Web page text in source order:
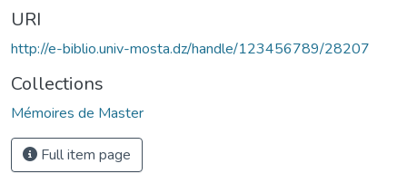
URI
http://e-biblio.univ-mosta.dz/handle/123456789/28207
Collections
Mémoires de Master
Full item page